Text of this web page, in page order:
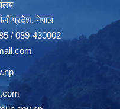
प्रदेश, नेपाल
/ 089-430002